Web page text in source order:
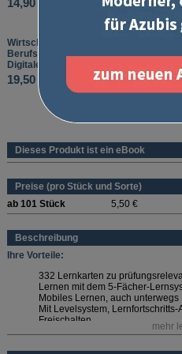
14,90 €
Wirtschafts- und Sozialkunde
Berufsübergreifendes Basiswissen
Digitale Lernkarten, Laufzeit: 12 Monate
19,50 €
Dieses Produkt ist ein eBook
Preise (pro Stück und Sorte)
ab 101 Stück
5,50 €
Beschreibung
Ihre Vorteile:
332 Lernkarten zu
Lernen mit dem 5-Fächer-
Mobiles Lernen, auch unterwegs
Mit Levelsystem,
Freischalten
mehr